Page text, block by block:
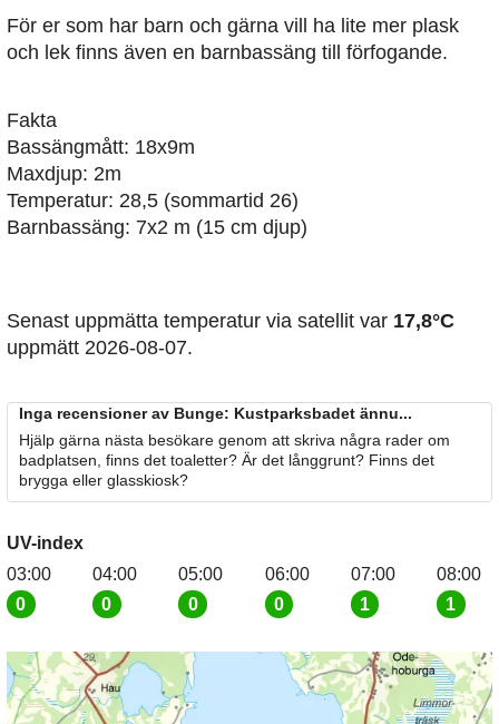
För er som har barn och gärna vill ha lite mer plask
och lek finns även en barnbassäng till förfogande.
Fakta
Bassängmått: 18x9m
Maxdjup: 2m
Temperatur: 28,5 (sommartid 26)
Barnbassäng: 7x2 m (15 cm djup)
Senast uppmätta temperatur via satellit var 17,8°C
uppmätt 2026-08-07.
Inga recensioner av Bunge: Kustparksbadet ännu...
Hjälp gärna nästa besökare genom att skriva några rader om
badplatsen, finns det toaletter? Är det långgrunt? Finns det
brygga eller glasskiosk?
UV-index
03:00
0
04:00
0
05:00
0
06:00
0
07:00
1
08:00
1